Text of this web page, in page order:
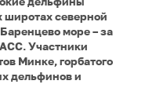
широтах северной
море – за
Участники
Минке, горбатого
дельфинов и